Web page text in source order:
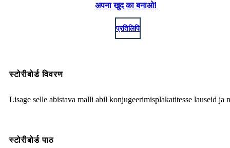
अपना खुद का बनाओ!
प्रतिलिपि
स्टोरीबोर्ड विवरण
Lisage selle abistava malli abil konjugeerimisplakatitesse lauseid ja
स्टोरीबोर्ड पाठ